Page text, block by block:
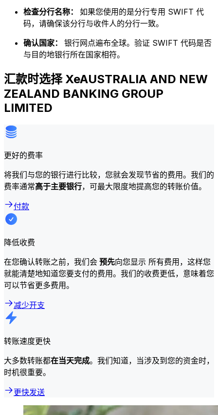
检查分行名称： 如果您使用的是分行专用 SWIFT 代
码，请确保该分行与收件人的分行一致。
确认国家： 银行网点遍布全球。验证 SWIFT 代码是否
与目的地银行所在国家相符。
汇款时选择 XeAUSTRALIA AND NEW
ZEALAND BANKING GROUP
LIMITED
更好的费率
将我们与您的银行进行比较，您就会发现节省的费用。我们的
费率通常高于主要银行，可最大限度地提高您的转账价值。
付款
降低收费
在您确认转账之前，我们会 预先向您显示 所有费用，这样您
就能清楚地知道您要支付的费用。我们的收费更低，意味着您
可以节省更多费用。
减少开支
转账速度更快
大多数转账都在当天完成。我们知道，当涉及到您的资金时，
时机很重要。
更快发送